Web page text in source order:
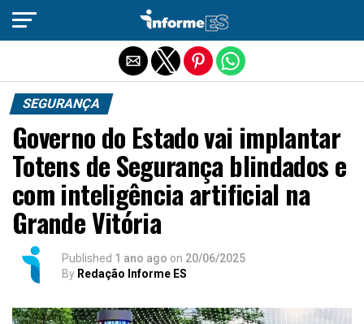
SEGURANÇA
Governo do Estado vai implantar
Totens de Segurança blindados e
com inteligência artificial na
Grande Vitória
Published 1 ano ago on 20/06/2025
By Redação Informe ES
Sair da versão mobile